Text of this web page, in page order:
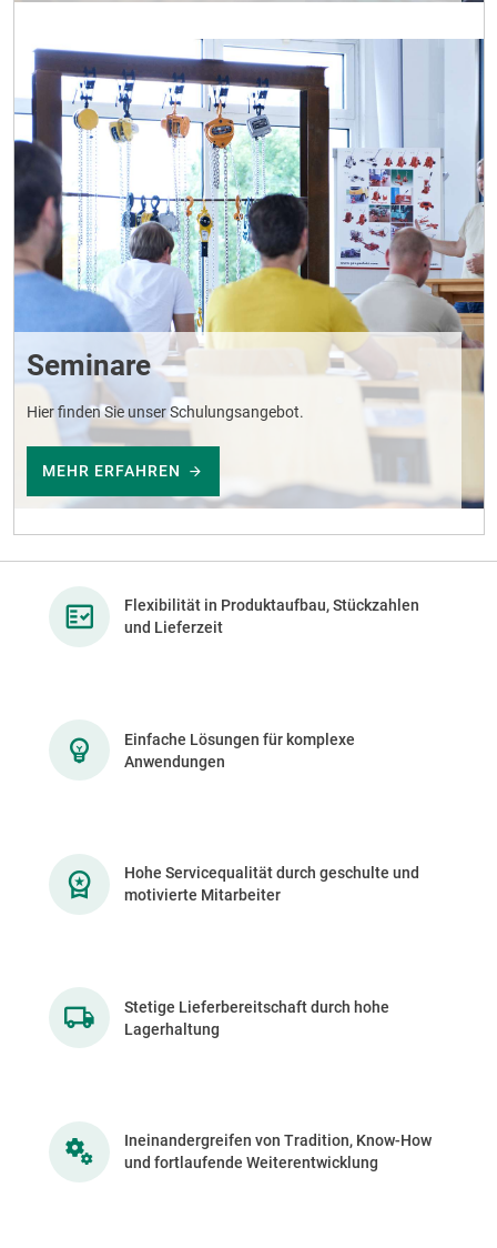
Seminare
Hier finden Sie unser Schulungsangebot.
MEHR ERFAHREN
Flexibilität in Produktaufbau, Stückzahlen
und Lieferzeit
Einfache Lösungen für komplexe
Anwendungen
Hohe Servicequalität durch geschulte und
motivierte Mitarbeiter
Stetige Lieferbereitschaft durch hohe
Lagerhaltung
Ineinandergreifen von Tradition, Know-How
und fortlaufende Weiterentwicklung